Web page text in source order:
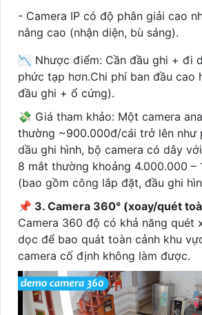
- Camera IP có độ phân giải cao
nâng cao (nhận diện, bù sáng).
📉 Nhược điểm: Cần đầu ghi + đi
phức tạp hơn.Chi phí ban đầu cao
đầu ghi + ổ cứng).
💸 Giá tham khảo: Một camera
thường ~900.000đ/cái trở lên như
dầu ghi hình, bộ camera có dây
8 mắt thường khoảng 4.000.000 –
(bao gồm công lắp đặt, đầu ghi
📌 3. Camera 360° (xoay/quét
Camera 360 độ có khả năng quét
dọc để bao quát toàn cảnh khu
camera cố định không làm được.